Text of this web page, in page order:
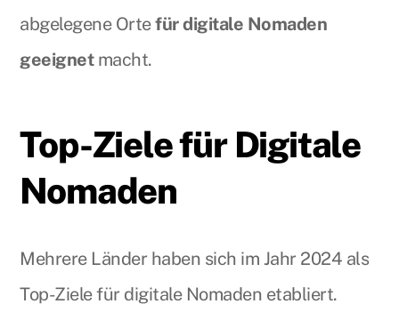
abgelegene Ortefür digitale Nomaden
geeignetmacht.
Top-Ziele für Digitale
Nomaden
Mehrere Länder haben sich im Jahr 2024 als
Top-Ziele für digitale Nomaden etabliert.